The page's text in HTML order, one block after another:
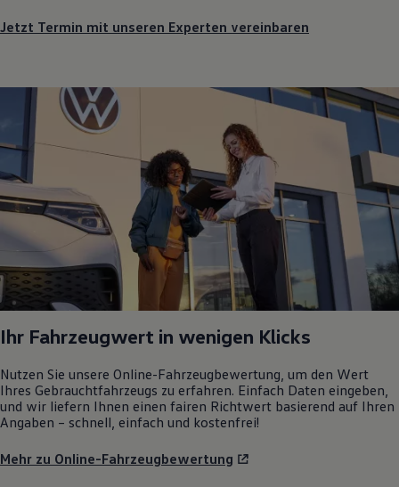
Jetzt Termin mit unseren Experten vereinbaren
Ihr Fahrzeugwert in wenigen Klicks
Nutzen Sie unsere Online-Fahrzeugbewertung, um den Wert
Ihres Gebrauchtfahrzeugs zu erfahren. Einfach Daten eingeben,
und wir liefern Ihnen einen fairen Richtwert basierend auf Ihren
Angaben – schnell, einfach und kostenfrei!
Mehr zu Online-Fahrzeugbewertung